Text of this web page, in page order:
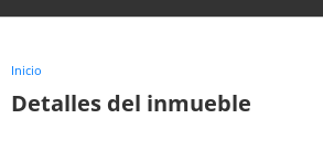
Inicio
Detalles del inmueble